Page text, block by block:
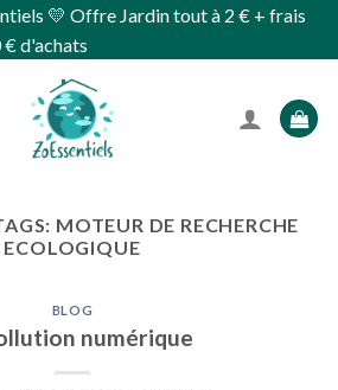
💛 Offre Jardin tout à 2 € + frais
d'achats
MOTEUR DE RECHERCHE
ECOLOGIQUE
BLOG
numérique